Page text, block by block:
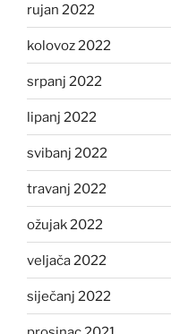
rujan 2022
kolovoz 2022
srpanj 2022
lipanj 2022
svibanj 2022
travanj 2022
ožujak 2022
veljača 2022
siječanj 2022